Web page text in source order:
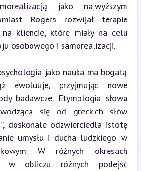
jako najwyższym
Rogers rozwijał terapie
na kliencie, które miały na celu
osobowego i samorealizacji.
jako nauka ma bogatą
ewoluuje, przyjmując nowe
badawcze. Etymologia słowa
się od greckich słów
doskonale odzwierciedla istotę
umysłu i ducha ludzkiego w
W różnych okresach
w obliczu różnych podejść